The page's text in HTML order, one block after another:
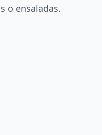
o ensaladas.